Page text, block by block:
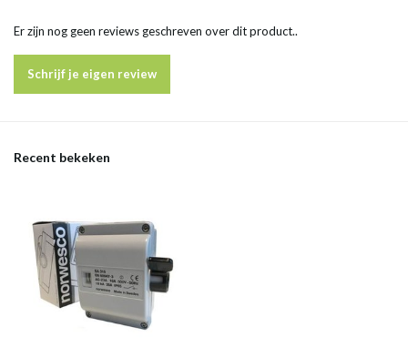
Er zijn nog geen reviews geschreven over dit product..
Schrijf je eigen review
Recent bekeken